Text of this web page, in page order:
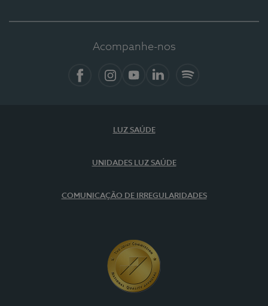
Acompanhe-nos
LUZ SAÚDE
UNIDADES LUZ SAÚDE
COMUNICAÇÃO DE IRREGULARIDADES